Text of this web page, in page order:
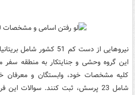
نیروهایی از دست کم 51
این گروه وحشی و جنایتکار به منطقه سفر
کلیه مشخصات خود، وابستگان و معرفان
شامل 23 پرسش، ثبت کنند. سوالات